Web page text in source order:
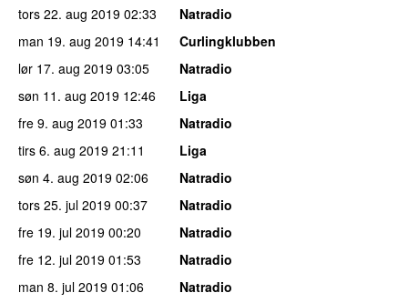
tors 22. aug 2019 02:33
Natradio
man 19. aug 2019 14:41
Curlingklubben
lør 17. aug 2019 03:05
Natradio
søn 11. aug 2019 12:46
Liga
fre 9. aug 2019 01:33
Natradio
tirs 6. aug 2019 21:11
Liga
søn 4. aug 2019 02:06
Natradio
tors 25. jul 2019 00:37
Natradio
fre 19. jul 2019 00:20
Natradio
fre 12. jul 2019 01:53
Natradio
man 8. jul 2019 01:06
Natradio